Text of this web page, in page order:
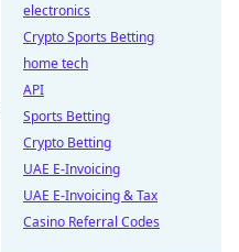
electronics
Crypto Sports Betting
home tech
API
Sports Betting
Crypto Betting
UAE E-Invoicing
UAE E-Invoicing & Tax
Casino Referral Codes